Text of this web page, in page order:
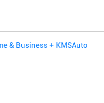
& Business + KMSAuto